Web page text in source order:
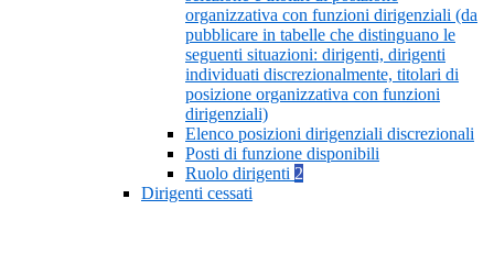
organizzativa con funzioni dirigenziali (da
pubblicare in tabelle che distinguano le
seguenti situazioni: dirigenti, dirigenti
individuati discrezionalmente, titolari di
posizione organizzativa con funzioni
dirigenziali)
Elenco posizioni dirigenziali discrezionali
Posti di funzione disponibili
Ruolo dirigenti 2
Dirigenti cessati